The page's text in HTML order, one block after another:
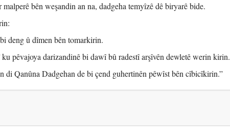
bên weşandin an na, dadgeha temyîzê dê biryarê bide.
deng û dîmen bên tomarkirin.
pêvajoya darizandinê bi dawî bû radestî arşîvên dewletê werin kirin.
di Qanûna Dadgehan de bi çend guhertinên pêwîst bên cîbicîkirin.”